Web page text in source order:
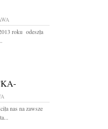
roku odeszła
nas na zawsze